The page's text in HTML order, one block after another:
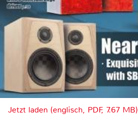
Jetzt laden (englisch, PDF, 7.67 MB)